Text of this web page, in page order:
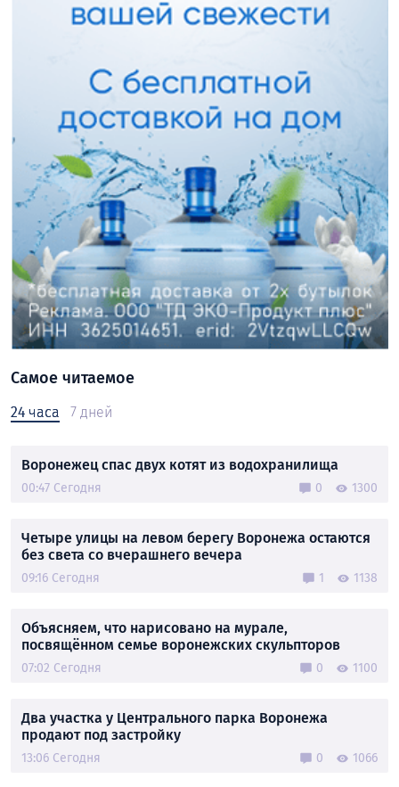
Самое читаемое
24 часа 7 дней
Воронежец спас двух котят из водохранилища
00:47 Сегодня 0 1300
Четыре улицы на левом берегу Воронежа остаются
без света со вчерашнего вечера
09:16 Сегодня 1 1138
Объясняем, что нарисовано на мурале,
посвящённом семье воронежских скульпторов
07:02 Сегодня 0 1100
Два участка у Центрального парка Воронежа
продают под застройку
13:06 Сегодня 0 1066